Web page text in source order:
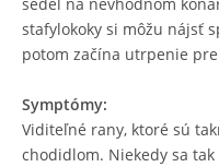
stafylokoky si môžu nájsť
potom začína utrpenie
Symptómy:
Viditeľné rany, ktoré sú
chodidlom. Niekedy sa